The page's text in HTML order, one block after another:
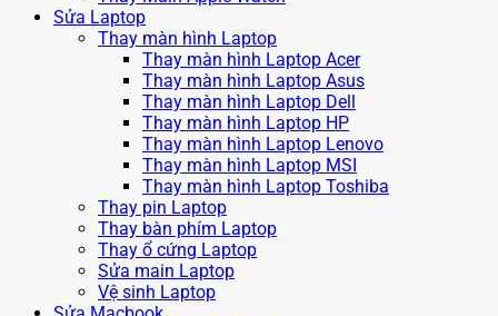
Sửa Laptop
Thay màn hình Laptop
Thay màn hình Laptop Acer
Thay màn hình Laptop Asus
Thay màn hình Laptop Dell
Thay màn hình Laptop HP
Thay màn hình Laptop Lenovo
Thay màn hình Laptop MSI
Thay màn hình Laptop Toshiba
Thay pin Laptop
Thay bàn phím Laptop
Thay ổ cứng Laptop
Sửa main Laptop
Vệ sinh Laptop